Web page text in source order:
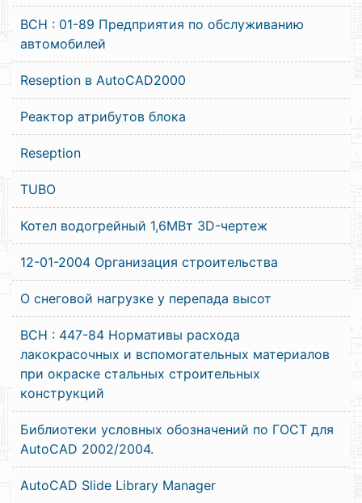
ВСН : 01-89 Предприятия по обслуживанию
автомобилей
Reseption в AutoCAD2000
Реактор атрибутов блока
Reseption
TUBO
Котел водогрейный 1,6МВт 3D-чертеж
12-01-2004 Организация строительства
О снеговой нагрузке у перепада высот
ВСН : 447-84 Нормативы расхода
лакокрасочных и вспомогательных материалов
при окраске стальных строительных
конструкций
Библиотеки условных обозначений по ГОСТ для
AutoCAD 2002/2004.
AutoCAD Slide Library Manager